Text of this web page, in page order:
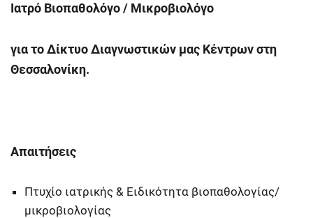
Ιατρό Βιοπαθολόγο / Μικροβιολόγο
για το Δίκτυο Διαγνωστικών μας Κέντρων στη
Θεσσαλονίκη.
Απαιτήσεις
Πτυχίο ιατρικής & Ειδικότητα βιοπαθολογίας/
μικροβιολογίας